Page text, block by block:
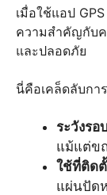
เมื่อใช้แอป
ความสำคัญกับค
และปลอดภัย
นี่คือเคล็ดลับกา
ระวังรอ
แม้แต่ข
ใช้ที่ติด
แผ่นปัด